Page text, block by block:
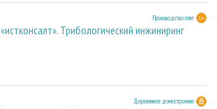
Производство плит
«истконсалт». Трибологический инжиниринг
Деревянное домостроение